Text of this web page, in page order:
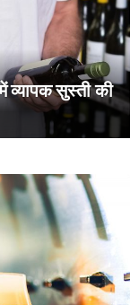
व्यापक सुस्ती की